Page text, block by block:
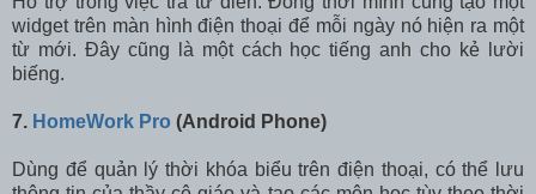
widget trên màn hình điện thoại để mỗi ngày nó hiện ra một
từ mới. Đây cũng là một cách học tiếng anh cho kẻ lười
biếng.
7. HomeWork Pro (Android Phone)
Dùng để quản lý thời khóa biểu trên điện thoại, có thể lưu